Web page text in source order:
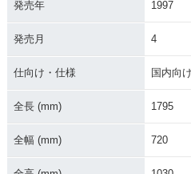
発売年 1997
発売月 4
仕向け・仕様 国内向
全長 (mm) 1795
全幅 (mm) 720